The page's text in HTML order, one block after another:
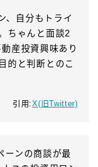
、自分もトライ
ちゃんと面談2
産投資興味あり
的と判断とのこ
引用:X(旧Twitter)
ーンの商談が最